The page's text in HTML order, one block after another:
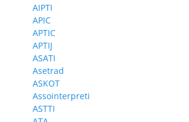
AIPTI
APIC
APTIC
APTIJ
ASATI
Asetrad
ASKOT
Assointerpreti
ASTTI